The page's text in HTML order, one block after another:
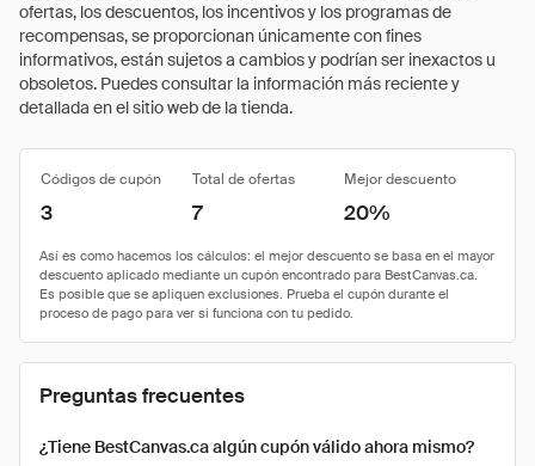
ofertas, los descuentos, los incentivos y los programas de
recompensas, se proporcionan únicamente con fines
informativos, están sujetos a cambios y podrían ser inexactos u
obsoletos. Puedes consultar la información más reciente y
detallada en el sitio web de la tienda.
Códigos de cupón Total de ofertas Mejor descuento
3 7 20%
Preguntas frecuentes
¿Tiene BestCanvas.ca algún cupón válido ahora mismo?